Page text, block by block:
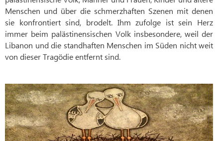
Menschen und über die schmerzhaften Szenen mit denen
sie konfrontiert sind, brodelt. Ihm zufolge ist sein Herz
immer beim palästinensischen Volk insbesondere, weil der
Libanon und die standhaften Menschen im Süden nicht weit
von dieser Tragödie entfernt sind.